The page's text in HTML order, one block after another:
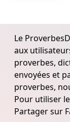
Le
aux
proverbes,
envoyées et
proverbes,
Pour utiliser
Partager sur